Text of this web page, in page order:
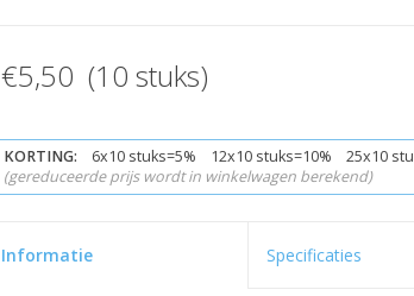
€5,50 (10 stuks)
KORTING: 6x10 stuks=5% 12x10 stuks=10% 25x10
(gereduceerde prijs wordt in winkelwagen berekend)
Informatie Specificaties